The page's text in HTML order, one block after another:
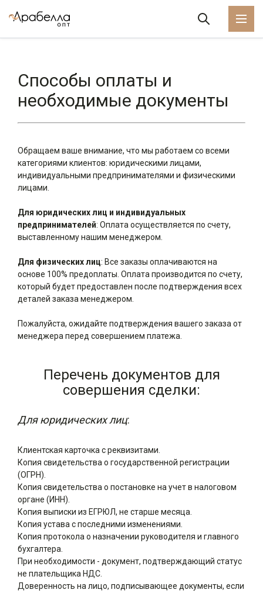
Способы оплаты и
необходимые документы
Обращаем ваше внимание, что мы работаем со всеми
категориями клиентов: юридическими лицами,
индивидуальными предпринимателями и физическими
лицами.
Для юридических лиц и индивидуальных
предпринимателей: Оплата осуществляется по счету,
выставленному нашим менеджером.
Для физических лиц: Все заказы оплачиваются на
основе 100% предоплаты. Оплата производится по счету,
который будет предоставлен после подтверждения всех
деталей заказа менеджером.
Пожалуйста, ожидайте подтверждения вашего заказа от
менеджера перед совершением платежа.
Перечень документов для
совершения сделки:
Для юридических лиц:
Клиентская карточка с реквизитами.
Копия свидетельства о государственной регистрации
(ОГРН).
Копия свидетельства о постановке на учет в налоговом
органе (ИНН).
Копия выписки из ЕГРЮЛ, не старше месяца.
Копия устава с последними изменениями.
Копия протокола о назначении руководителя и главного
бухгалтера.
При необходимости - документ, подтверждающий статус
не плательщика НДС.
Доверенность на лицо, подписывающее документы, если